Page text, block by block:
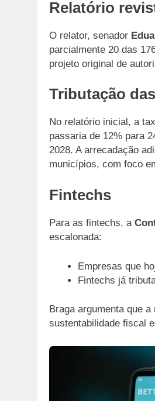
Relatório
O relator, senador
parcialmente 20 das
projeto original de
Tributação
No relatório inicial, a
passaria de 12% para
2028. A arrecadação
municípios, com foco
Fintechs
Para as fintechs, a
escalonada:
Empresas que
Fintechs já
Braga argumenta que
sustentabilidade fiscal